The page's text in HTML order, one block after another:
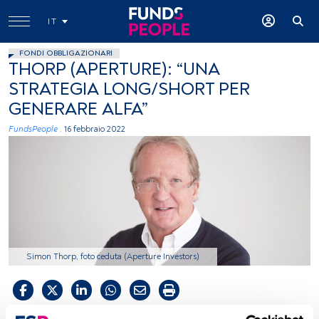
IT
FONDI OBBLIGAZIONARI
THORP (APERTURE): “UNA
STRATEGIA LONG/SHORT PER
GENERARE ALFA”
FundsPeople . 16 febbraio 2022
Simon Thorp, foto ceduta (Aperture Investors)
Tempo di lettura: